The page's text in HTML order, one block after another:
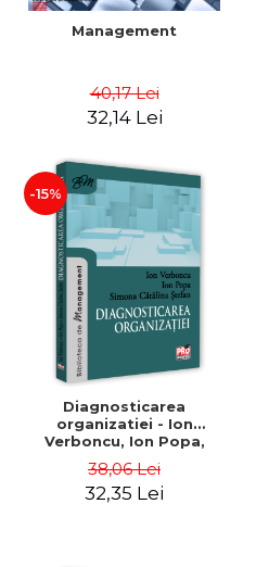
Management
40,17 Lei
32,14 Lei
-15%
Diagnosticarea
organizatiei - Ion
Verboncu, Ion Popa,
38,06 Lei
32,35 Lei